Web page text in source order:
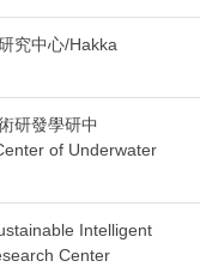
究中心/Hakka
研發學研中
of Underwater
Intelligent
Center